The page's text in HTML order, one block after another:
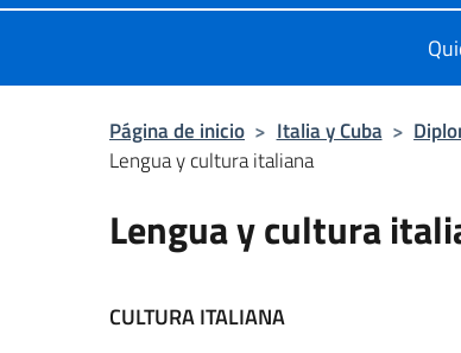
Página de inicio > Italia y Cuba >
Lengua y cultura italiana
Lengua y cultura
CULTURA ITALIANA